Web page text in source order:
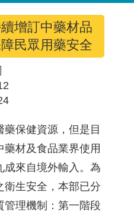
增訂中藥材品
民眾用藥安全
保健資源，但是目
材及食品業界使用
成來自境外輸入。為
衛生安全，本部已分
管理機制：第一階段